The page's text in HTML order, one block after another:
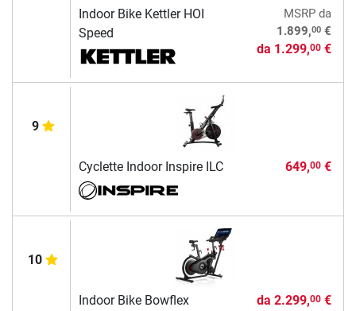
Indoor Bike Kettler HOI
Speed
MSRPda
1.899,00€
da 1.299,00€
9
Cyclette Indoor Inspire ILC 649,00€
10
Indoor Bike Bowflex
da 2.299,00€